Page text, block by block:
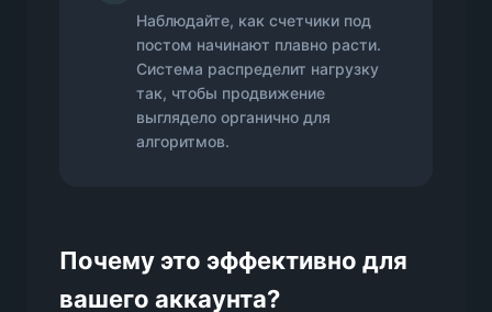
Наблюдайте, как счетчики под
постом начинают плавно расти.
Система распределит нагрузку
так, чтобы продвижение
выглядело органично для
алгоритмов.
Почему это эффективно для
вашего аккаунта?